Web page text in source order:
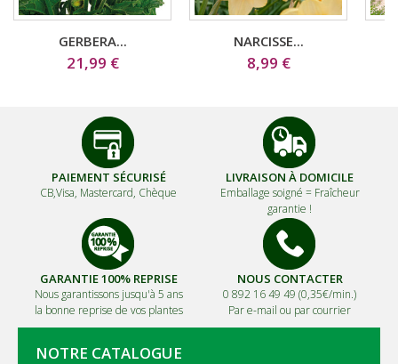
GERBERA...
21,99 €
NARCISSE...
8,99 €
PAIEMENT SÉCURISÉ
CB,Visa, Mastercard, Chèque
LIVRAISON À DOMICILE
Emballage soigné = Fraîcheur
garantie !
GARANTIE 100% REPRISE
Nous garantissons jusqu'à 5 ans
la bonne reprise de vos plantes
NOUS CONTACTER
0 892 16 49 49 (0,35€/min.)
Par e-mail ou par courrier
NOTRE CATALOGUE